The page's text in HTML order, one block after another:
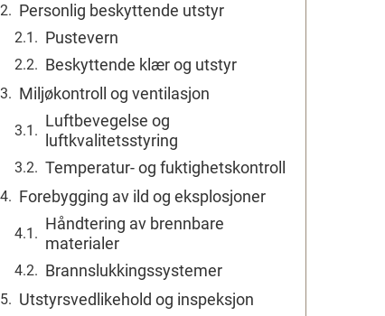
Personlig beskyttende utstyr
Pustevern
Beskyttende klær og utstyr
Miljøkontroll og ventilasjon
Luftbevegelse og
luftkvalitetsstyring
Temperatur- og fuktighetskontroll
Forebygging av ild og eksplosjoner
Håndtering av brennbare
materialer
Brannslukkingssystemer
Utstyrsvedlikehold og inspeksjon